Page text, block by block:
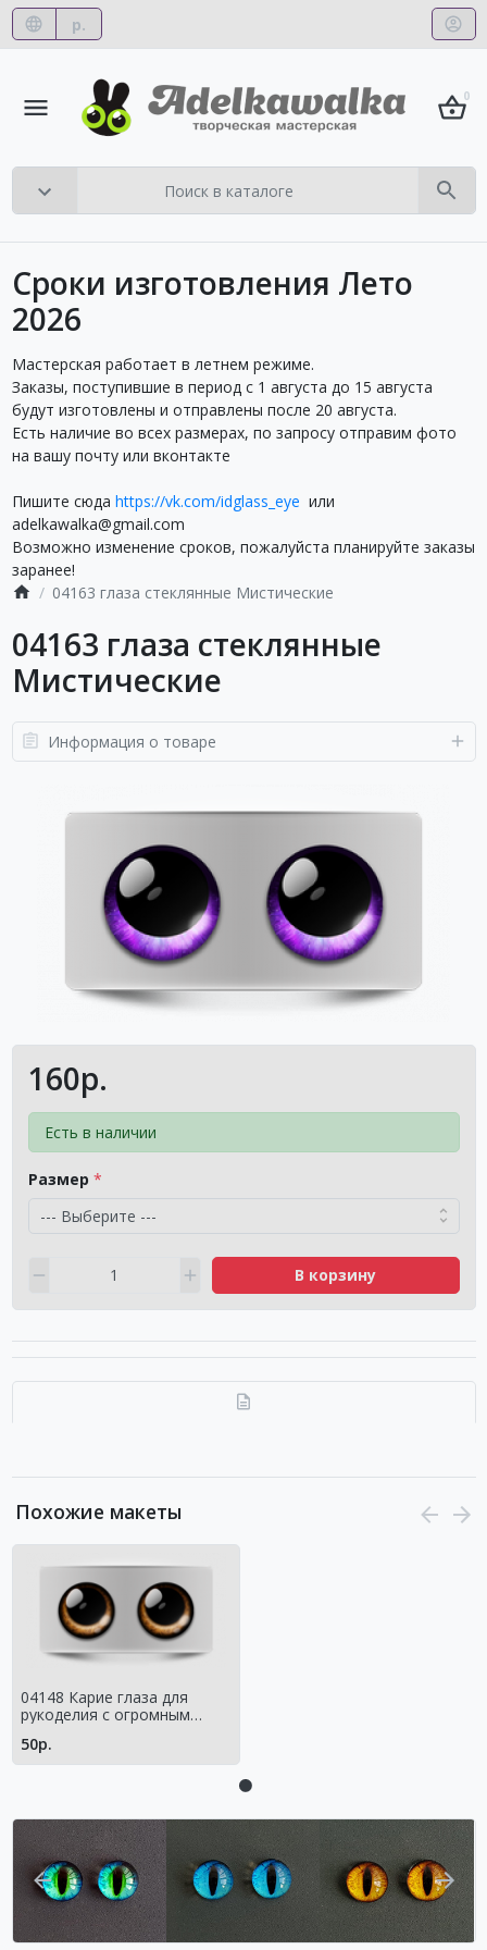
р.
0
Сроки изготовления Лето
2026
Мастерская работает в летнем режиме.
Заказы, поступившие в период с 1 августа до 15 августа
будут изготовлены и отправлены после 20 августа.
Есть наличие во всех размерах, по запросу отправим фото
на вашу почту или вконтакте
Пишите сюда https://vk.com/idglass_eye или
adelkawalka@gmail.com
Возможно изменение сроков, пожалуйста планируйте заказы
заранее!
04163 глаза стеклянные Мистические
04163 глаза стеклянные
Мистические
Информация о товаре
160р.
Есть в наличии
Размер
В корзину
Похожие макеты
04148 Карие глаза для
рукоделия с огромным
50р.